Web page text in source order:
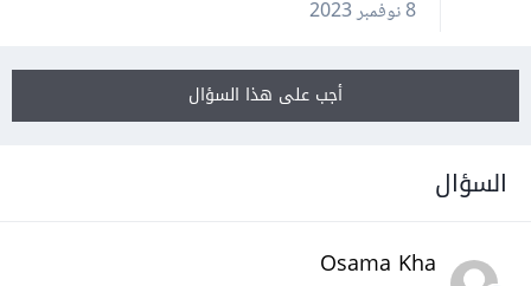
8 نوفمبر 2023
أجب على هذا السؤال
السؤال
Osama Kha